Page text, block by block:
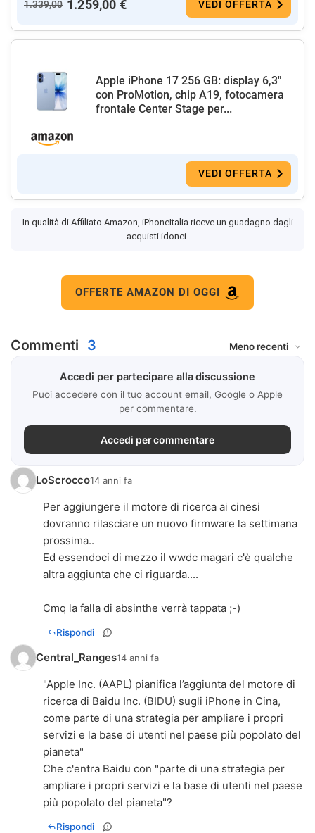
1.339,00 1.259,00 € VEDI OFFERTA
Apple iPhone 17 256 GB: display 6,3"
con ProMotion, chip A19, fotocamera
frontale Center Stage per...
VEDI OFFERTA
In qualità di Affiliato Amazon, iPhoneItalia riceve un guadagno dagli
acquisti idonei.
OFFERTE AMAZON DI OGGI
Commenti 3
Accedi per partecipare alla discussione
Puoi accedere con il tuo account email, Google o Apple
per commentare.
Accedi per commentare
LoScrocco14 anni fa
Per aggiungere il motore di ricerca ai cinesi
dovranno rilasciare un nuovo firmware la settimana
prossima..
Ed essendoci di mezzo il wwdc magari c'è qualche
altra aggiunta che ci riguarda....
Cmq la falla di absinthe verrà tappata ;-)
Rispondi
Central_Ranges14 anni fa
"Apple Inc. (AAPL) pianifica l’aggiunta del motore di
ricerca di Baidu Inc. (BIDU) sugli iPhone in Cina,
come parte di una strategia per ampliare i propri
servizi e la base di utenti nel paese più popolato del
pianeta"
Che c'entra Baidu con "parte di una strategia per
ampliare i propri servizi e la base di utenti nel paese
più popolato del pianeta"?
Rispondi